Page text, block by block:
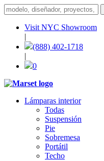
Visit NYC Showroom
|
(888) 402-1718
|
0
Lámparas interior
Todas
Suspensión
Pie
Sobremesa
Portátil
Techo